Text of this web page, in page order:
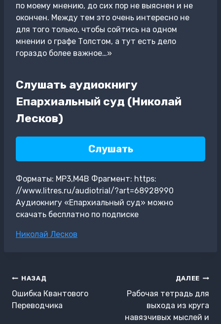
по моему мнению, до сих пор не выяснен и не
окончен. Между тем это очень интересно не
для того только, чтобы сойтись на одном
мнении о графе Толстом, а тут есть дело
гораздо более важное…»
Слушать аудиокнигу
Епархиальный суд (Николай
Лесков)
Слушать
Форматы: MP3,M4B Фрагмент: https:
//www.litres.ru/audiotrial/?art=68928990
Аудиокнигу «Епархиальный суд» можно
скачать бесплатно по подписке
Метки
Николай Лесков
Навигация
по
записям
НАЗАД
Ошибка Квантового
Переводчика
ДАЛЕЕ
Рабочая тетрадь для
выхода из круга
навязчивых мыслей и